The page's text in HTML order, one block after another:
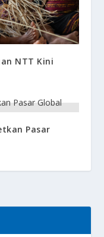
NTT Kini
Pasar